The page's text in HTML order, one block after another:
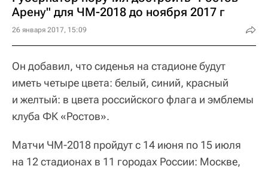
Арену" для ЧМ-2018 до ноября 2017 г
26 января 2017, 15:09
Он добавил, что сиденья на стадионе будут
иметь четыре цвета: белый, синий, красный
и желтый: в цвета российского флага и эмблемы
клуба ФК «Ростов».
Матчи ЧМ-2018 пройдут с 14 июня по 15 июля
на 12 стадионах в 11 городах России: Москве,